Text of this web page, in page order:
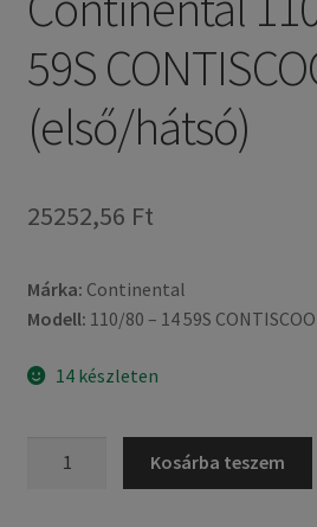
59S
(első/hátsó)
25252,56 Ft
Márka: Continental
Modell: 110/80 – 14 59S
14 készleten
Kosárba teszem